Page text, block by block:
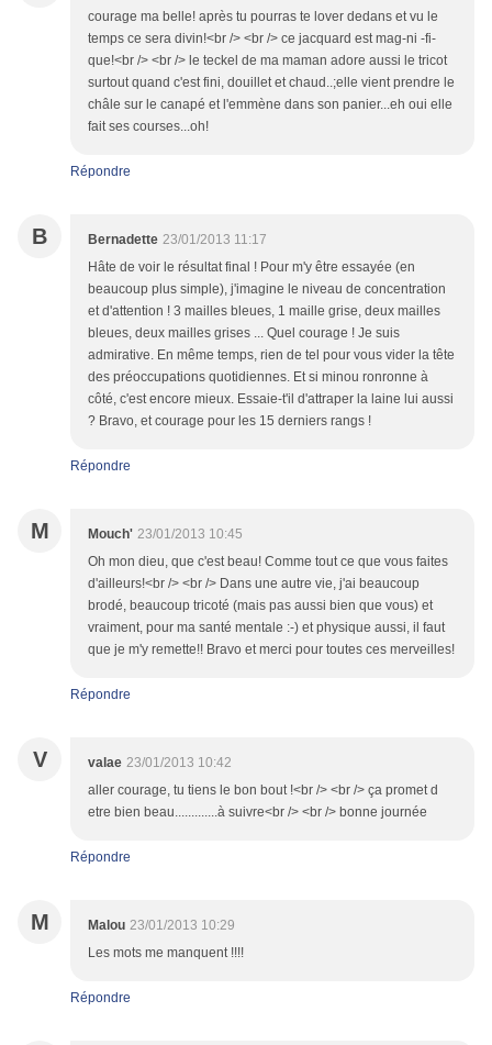
courage ma belle! après tu pourras te lover dedans et vu le
temps ce sera divin!<br /> <br /> ce jacquard est mag-ni -fi-
que!<br /> <br /> le teckel de ma maman adore aussi le tricot
surtout quand c'est fini, douillet et chaud..;elle vient prendre le
châle sur le canapé et l'emmène dans son panier...eh oui elle
fait ses courses...oh!
Répondre
B Bernadette 23/01/2013 11:17
Hâte de voir le résultat final ! Pour m'y être essayée (en
beaucoup plus simple), j'imagine le niveau de concentration
et d'attention ! 3 mailles bleues, 1 maille grise, deux mailles
bleues, deux mailles grises ... Quel courage ! Je suis
admirative. En même temps, rien de tel pour vous vider la tête
des préoccupations quotidiennes. Et si minou ronronne à
côté, c'est encore mieux. Essaie-t'il d'attraper la laine lui aussi
? Bravo, et courage pour les 15 derniers rangs !
Répondre
M Mouch' 23/01/2013 10:45
Oh mon dieu, que c'est beau! Comme tout ce que vous faites
d'ailleurs!<br /> <br /> Dans une autre vie, j'ai beaucoup
brodé, beaucoup tricoté (mais pas aussi bien que vous) et
vraiment, pour ma santé mentale :-) et physique aussi, il faut
que je m'y remette!! Bravo et merci pour toutes ces merveilles!
Répondre
V valae 23/01/2013 10:42
aller courage, tu tiens le bon bout !<br /> <br /> ça promet d
etre bien beau.............à suivre<br /> <br /> bonne journée
Répondre
M Malou 23/01/2013 10:29
Les mots me manquent !!!!
Répondre